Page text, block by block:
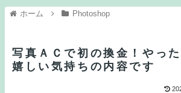
ホーム Photoshop
写真ＡＣで初の換金！やっ
嬉しい気持ちの内容です